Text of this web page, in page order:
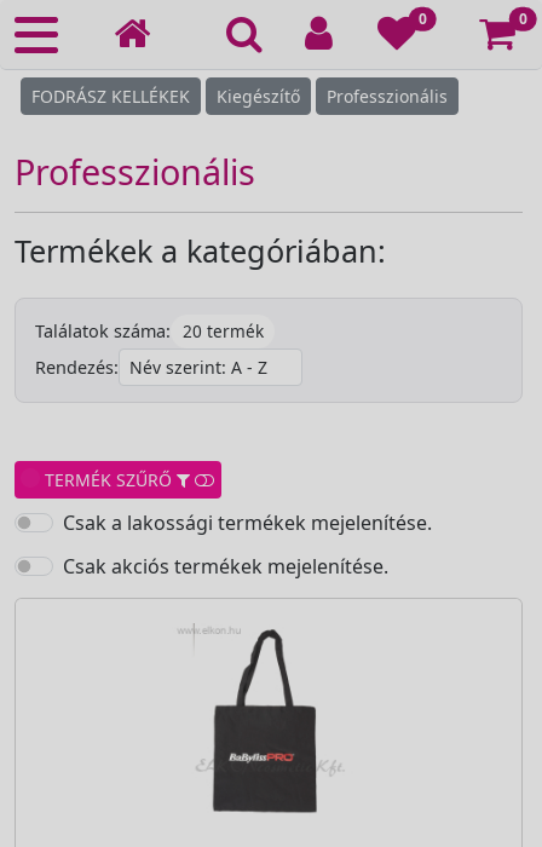
0 0
FODRÁSZ KELLÉKEK Kiegészítő Professzionális
Professzionális
Termékek a kategóriában:
Találatok száma:
20 termék
Rendezés:
TERMÉK SZŰRŐ
Csak a lakossági termékek mejelenítése.
Csak akciós termékek mejelenítése.